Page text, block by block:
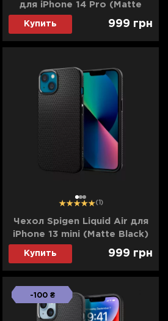
для iPhone 14 Pro (Matte
Black)
Купить 999 грн
12 3 (1)
Чехол Spigen Liquid Air для
iPhone 13 mini (Matte Black)
Купить 999 грн
-100 ₴